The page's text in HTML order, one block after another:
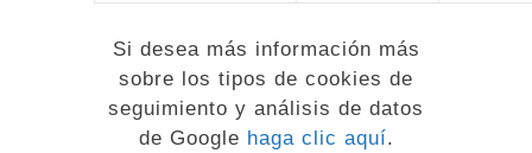
Si desea más información más
sobre los tipos de cookies de
seguimiento y análisis de datos
de Google haga clic aquí.